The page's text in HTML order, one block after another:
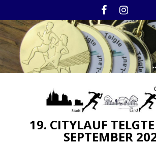
19. CITYLAUF
SEPTEMBER